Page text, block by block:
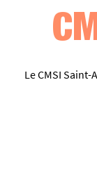
Le CMSI